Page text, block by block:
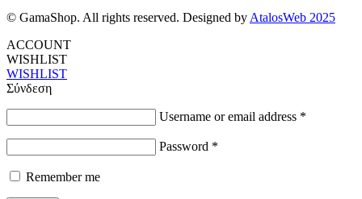
© GamaShop. All rights reserved. Designed by AtalosWeb 2025
ACCOUNT
WISHLIST
WISHLIST
Σύνδεση
Username or email address *
Password *
Remember me